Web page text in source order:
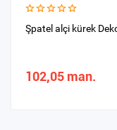
Şpatel alçi kürek
102,05 man.